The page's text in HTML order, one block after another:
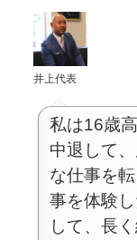
井上代表
私は16歳
中退して
な仕事を
事を体験
して、長